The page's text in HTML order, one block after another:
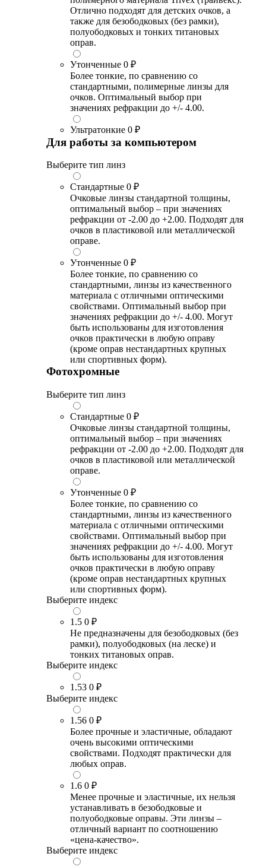
Отлично подходят для детских очков, а
также для безободковых (без рамки),
полуободковых и тонких титановых
оправ.
Утонченные 0 ₽
Более тонкие, по сравнению со
стандартными, полимерные линзы для
очков. Оптимальный выбор при
значениях рефракции до +/- 4.00.
Ультратонкие 0 ₽
Для работы за компьютером
Выберите тип линз
Стандартные 0 ₽
Очковые линзы стандартной толщины,
оптимальный выбор – при значениях
рефракции от -2.00 до +2.00. Подходят для
очков в пластиковой или металлической
оправе.
Утонченные 0 ₽
Более тонкие, по сравнению со
стандартными, линзы из качественного
материала с отличными оптическими
свойствами. Оптимальный выбор при
значениях рефракции до +/- 4.00. Могут
быть использованы для изготовления
очков практически в любую оправу
(кроме оправ нестандартных крупных
или спортивных форм).
Фотохромные
Выберите тип линз
Стандартные 0 ₽
Очковые линзы стандартной толщины,
оптимальный выбор – при значениях
рефракции от -2.00 до +2.00. Подходят для
очков в пластиковой или металлической
оправе.
Утонченные 0 ₽
Более тонкие, по сравнению со
стандартными, линзы из качественного
материала с отличными оптическими
свойствами. Оптимальный выбор при
значениях рефракции до +/- 4.00. Могут
быть использованы для изготовления
очков практически в любую оправу
(кроме оправ нестандартных крупных
или спортивных форм).
Выберите индекс
1.5 0 ₽
Не предназначены для безободковых (без
рамки), полуободковых (на леске) и
тонких титановых оправ.
Выберите индекс
1.53 0 ₽
Выберите индекс
1.56 0 ₽
Более прочные и эластичные, обладают
очень высокими оптическими
свойствами. Подходят практически для
любых оправ.
1.6 0 ₽
Менее прочные и эластичные, их нельзя
устанавливать в безободковые и
полуободковые оправы. Эти линзы –
отличный вариант по соотношению
«цена-качество».
Выберите индекс